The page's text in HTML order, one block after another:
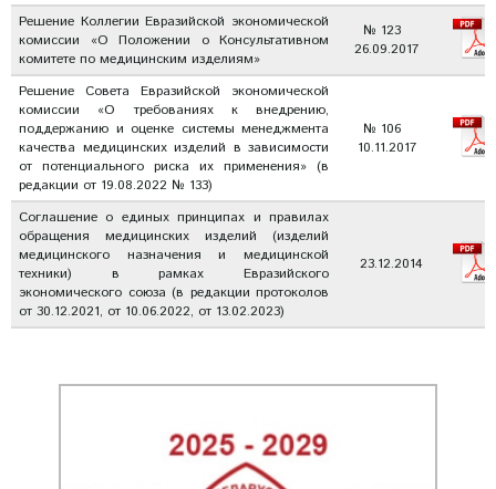
Решение Коллегии Евразийской экономической
комиссии «О Положении о Консультативном
комитете по медицинским изделиям»
№ 123
26.09.2017
Решение Совета Евразийской экономической
комиссии «О требованиях к внедрению,
поддержанию и оценке системы менеджмента
качества медицинских изделий в зависимости
от потенциального риска их применения» (в
редакции от 19.08.2022 № 133)
№ 106
10.11.2017
Соглашение о единых принципах и правилах
обращения медицинских изделий (изделий
медицинского назначения и медицинской
техники) в рамках Евразийского
экономического союза (в редакции протоколов
от 30.12.2021, от 10.06.2022, от 13.02.2023)
23.12.2014